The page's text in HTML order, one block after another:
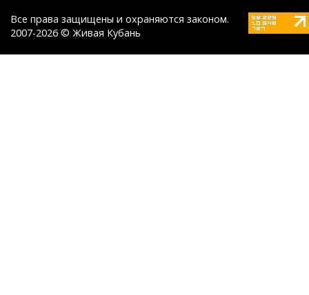
Все права защищены и охраняются законом.
2007-2026 © Живая Кубань